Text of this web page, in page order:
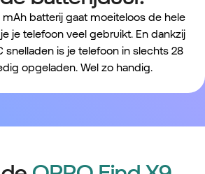
batterij gaat moeiteloos de hele
je telefoon veel gebruikt. En dankzij
snelladen is je telefoon in slechts 28
opgeladen. Wel zo handig.